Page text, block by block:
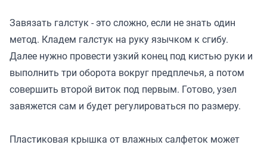
Завязать галстук - это сложно, если не знать один
метод. Кладем галстук на руку язычком к сгибу.
Далее нужно провести узкий конец под кистью руки и
выполнить три оборота вокруг предплечья, а потом
совершить второй виток под первым. Готово, узел
завяжется сам и будет регулироваться по размеру.
Пластиковая крышка от влажных салфеток может